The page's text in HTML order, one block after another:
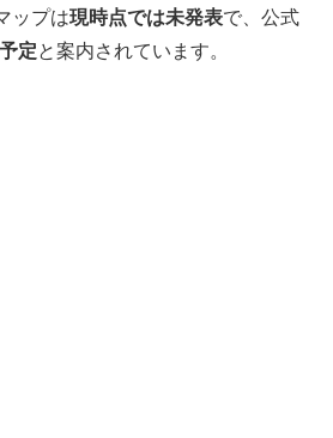
ップは現時点では未発表で、公式
定と案内されています。